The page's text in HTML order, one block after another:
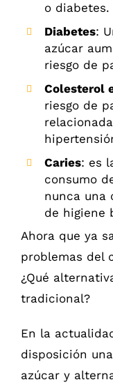
o diabetes.
Diabetes:
azúcar
riesgo de
Colesterol
riesgo de
Caries: es
consumo
nunca una
de higiene
Ahora que ya
problemas del
¿Qué
tradicional?
En la
disposición
azúcar y